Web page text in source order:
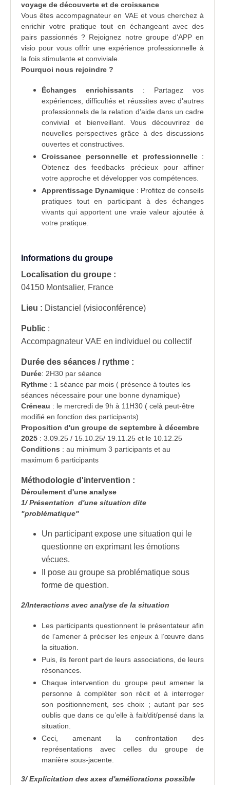
voyage de découverte et de croissance
Vous êtes accompagnateur en VAE et vous cherchez à
enrichir votre pratique tout en échangeant avec des
pairs passionnés ? Rejoignez notre groupe d'APP en
visio pour vous offrir une expérience professionnelle à
la fois stimulante et conviviale.
Pourquoi nous rejoindre ?
Échanges enrichissants : Partagez vos
expériences, difficultés et réussites avec d'autres
professionnels de la relation d'aide dans un cadre
convivial et bienveillant. Vous découvrirez de
nouvelles perspectives grâce à des discussions
ouvertes et constructives.
Croissance personnelle et professionnelle:
Obtenez des feedbacks précieux pour affiner
votre approche et développer vos compétences.
Apprentissage Dynamique : Profitez de conseils
pratiques tout en participant à des échanges
vivants qui apportent une vraie valeur ajoutée à
votre pratique.
Informations du groupe
Localisation du groupe :
04150 Montsalier, France
Lieu : Distanciel (visioconférence)
Public :
Accompagnateur VAE en individuel ou collectif
Durée des séances / rythme :
Durée: 2H30 par séance
Rythme : 1 séance par mois ( présence à toutes les
séances nécessaire pour une bonne dynamique)
Créneau : le mercredi de 9h à 11H30 ( celà peut-être
modifié en fonction des participants)
Proposition d'un groupe de septembre à décembre
2025 : 3.09.25 / 15.10.25/ 19.11.25 et le 10.12.25
Conditions : au minimum 3 participants et au
maximum 6 participants
Méthodologie d'intervention :
Déroulement d'une analyse
1/ Présentation d'une situation dite
"problématique"
Un participant expose une situation qui le
questionne en exprimant les émotions
vécues.
Il pose au groupe sa problématique sous
forme de question.
2/Interactions avec analyse de la situation
Les participants questionnent le présentateur afin
de l’amener à préciser les enjeux à l’œuvre dans
la situation.
Puis, ils feront part de leurs associations, de leurs
résonances.
Chaque intervention du groupe peut amener la
personne à compléter son récit et à interroger
son positionnement, ses choix ; autant par ses
oublis que dans ce qu’elle à fait/dit/pensé dans la
situation.
Ceci, amenant la confrontation des
représentations avec celles du groupe de
manière sous-jacente.
3/ Explicitation des axes d'améliorations possible